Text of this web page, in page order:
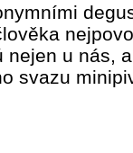
u nás,
svazu